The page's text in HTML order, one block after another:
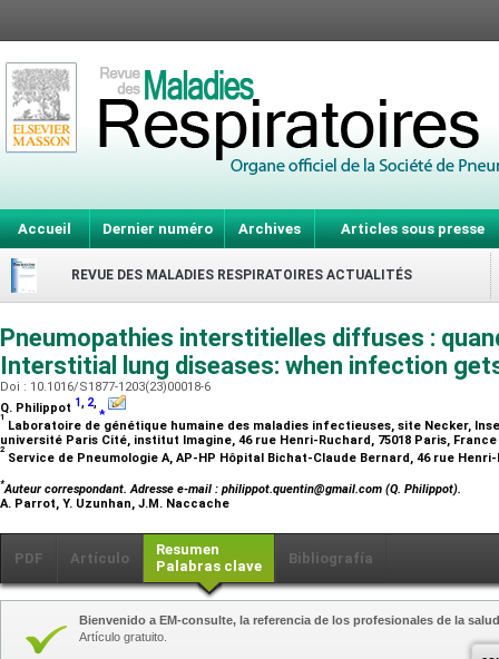
Accueil Dernier numéro Archives Articles sous presse
REVUE DES MALADIES RESPIRATOIRES ACTUALITÉS
Pneumopathies interstitielles diffuses :
Interstitial lung diseases: when infection
Doi : 10.1016/S1877-1203(23)00018-6
Q. Philippot 1, 2,⁎
1
Laboratoire de génétique humaine des maladies infectieuses, site Necker,
université Paris Cité, institut Imagine, 46 rue Henri-Ruchard, 75018 Paris, France
2
Service de Pneumologie A, AP-HP Hôpital Bichat-Claude Bernard, 46 rue
*Auteur correspondant.Adresse e-mail : philippot.quentin@gmail.com (Q. Philippot).
A. Parrot, Y. Uzunhan, J.M. Naccache
PDF Artículo
Resumen
Palabras clave
Bibliografía
Bienvenido a EM-consulte, la referencia de los profesionales de la
Artículo gratuito.